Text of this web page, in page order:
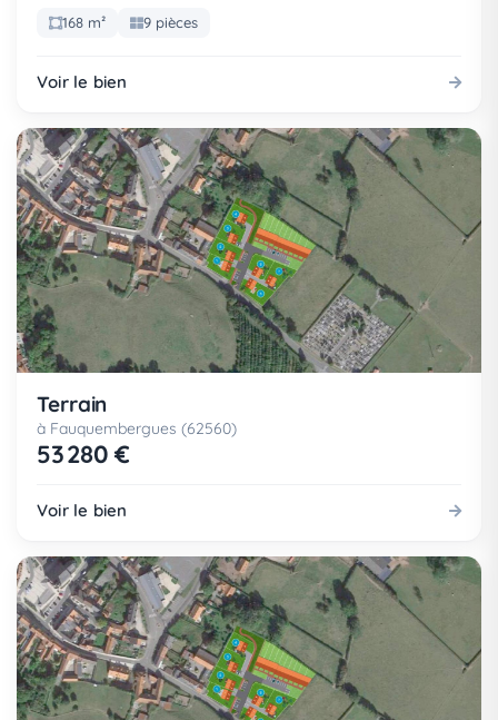
168 m² 9 pièces
Voir le bien
Terrain
à Fauquembergues (62560)
53 280 €
Voir le bien